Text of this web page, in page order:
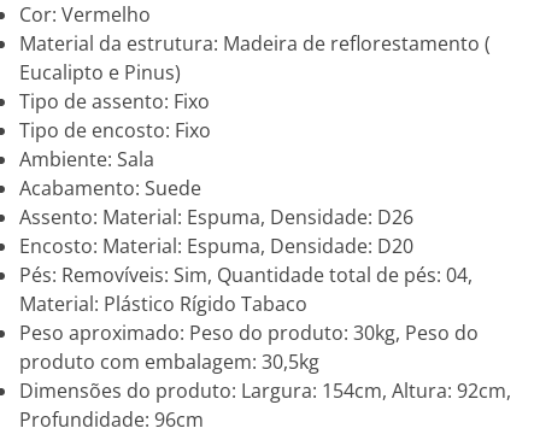
Cor: Vermelho
Material da estrutura: Madeira de reflorestamento (
Eucalipto e Pinus)
Tipo de assento: Fixo
Tipo de encosto: Fixo
Ambiente: Sala
Acabamento: Suede
Assento: Material: Espuma, Densidade: D26
Encosto: Material: Espuma, Densidade: D20
Pés: Removíveis: Sim, Quantidade total de pés: 04,
Material: Plástico Rígido Tabaco
Peso aproximado: Peso do produto: 30kg, Peso do
produto com embalagem: 30,5kg
Dimensões do produto: Largura: 154cm, Altura: 92cm,
Profundidade: 96cm